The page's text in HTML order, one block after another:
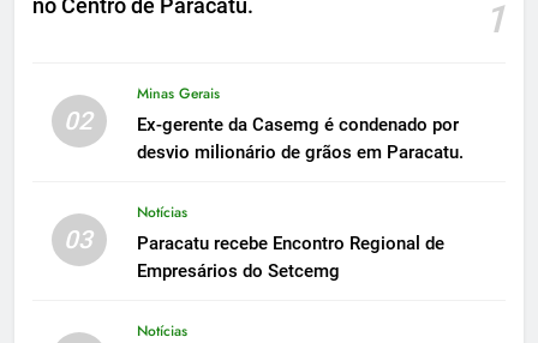
no Centro de Paracatu.
1
02
Minas Gerais
Ex-gerente da Casemg é condenado por
desvio milionário de grãos em Paracatu.
03
Notícias
Paracatu recebe Encontro Regional de
Empresários do Setcemg
Notícias